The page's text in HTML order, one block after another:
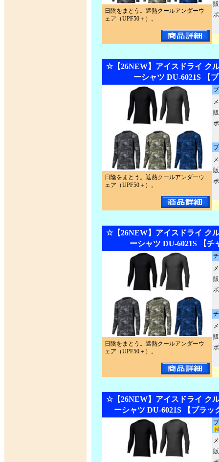
日陰をまとう。遮熱クールアンダーウ
ェア（UPF50＋）。
☆【26NEW】アイスドライ ク
ーシャツ DU-6021S 【
日陰をまとう。遮熱クールアンダーウ
ェア（UPF50＋）。
☆【26NEW】アイスドライ ク
ーシャツ DU-6021S 【チ
日陰をまとう。遮熱クールアンダーウ
ェア（UPF50＋）。
☆【26NEW】アイスドライ ク
ーシャツ DU-6021S 【ブラッ